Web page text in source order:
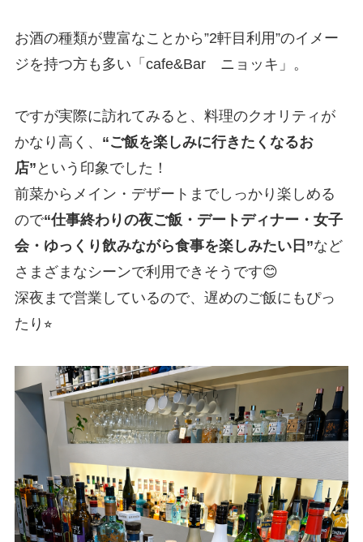
お酒の種類が豊富なことから”2軒目利用”のイメー
ジを持つ方も多い「cafe&Bar ニョッキ」。
ですが実際に訪れてみると、料理のクオリティが
かなり高く、 “ご飯を楽しみに行きたくなるお
店” という印象でした！
前菜からメイン・デザートまでしっかり楽しめる
ので“仕事終わりの夜ご飯・デートディナー・女子
会・ゆっくり飲みながら食事を楽しみたい日”など
さまざまなシーンで利用できそうです😊
深夜まで営業しているので、遅めのご飯にもぴっ
たり⭐︎